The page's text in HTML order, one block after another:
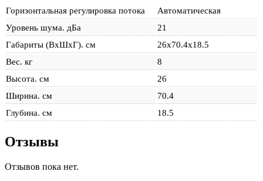
Горизонтальная регулировка потока
Автоматическая
Уровень шума. дБа
21
Габариты (ВхШхГ). см
26х70.4х18.5
Вес. кг
8
Высота. см
26
Ширина. см
70.4
Глубина. см
18.5
Отзывы
Отзывов пока нет.